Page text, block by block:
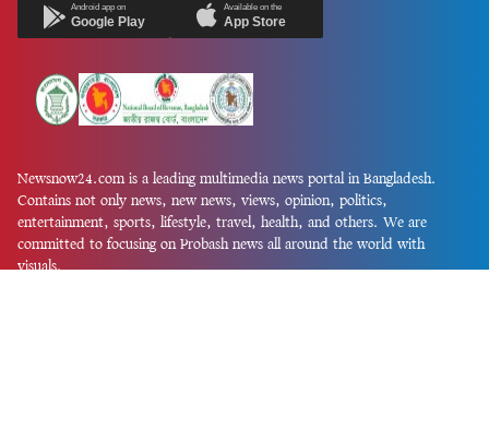
Android app on
Google Play
Available on the
App Store
Newsnow24.com is a leading multimedia news portal in Bangladesh.
Contains not only news, new news, views, opinion, politics,
entertainment, sports, lifestyle, travel, health, and others. We are
committed to focusing on Probash news all around the world with
visuals.